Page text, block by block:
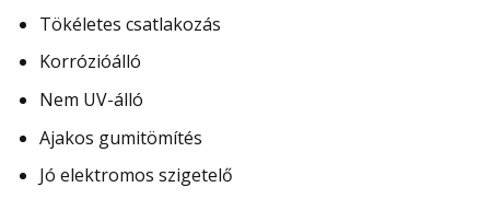
Tökéletes csatlakozás
Korrózióálló
Nem UV-álló
Ajakos gumitömítés
Jó elektromos szigetelő